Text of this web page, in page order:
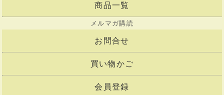
商品一覧
メルマガ購読
お問合せ
買い物かご
会員登録